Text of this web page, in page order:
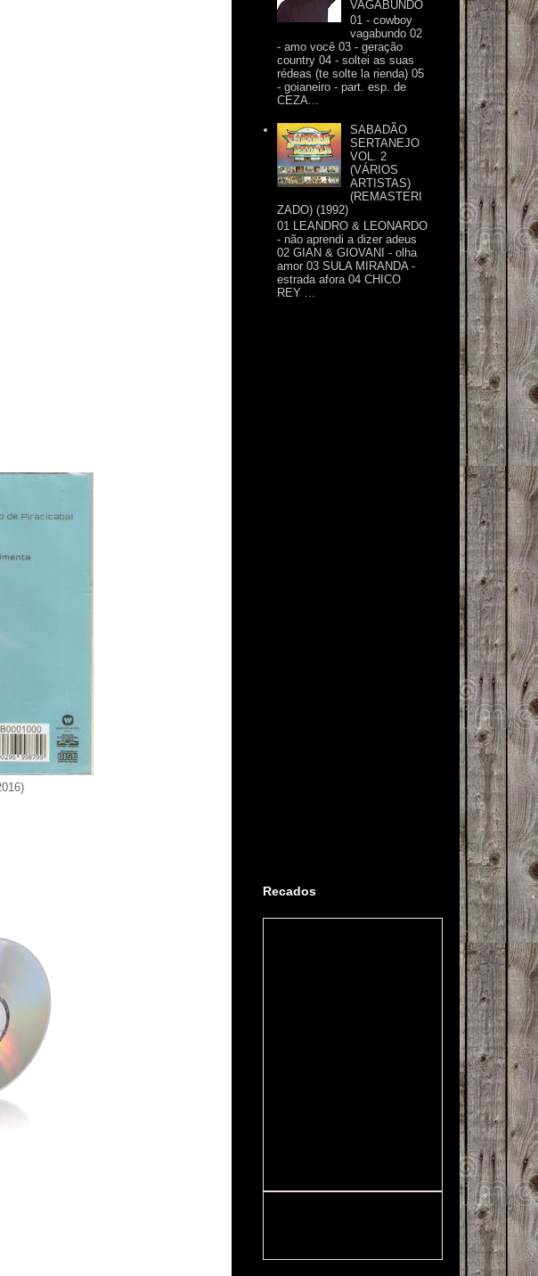
VAGABUNDO
01 - cowboy
vagabundo 02
- amo você 03 - geração
country 04 - soltei as suas
rédeas (te solte la rienda) 05
- goianeiro - part. esp. de
CEZA...
SABADÃO
SERTANEJO
VOL. 2
(VÁRIOS
ARTISTAS)
(REMASTERI
ZADO) (1992)
01 LEANDRO & LEONARDO
- não aprendi a dizer adeus
02 GIAN & GIOVANI - olha
amor 03 SULA MIRANDA -
estrada afora 04 CHICO
REY ...
Recados